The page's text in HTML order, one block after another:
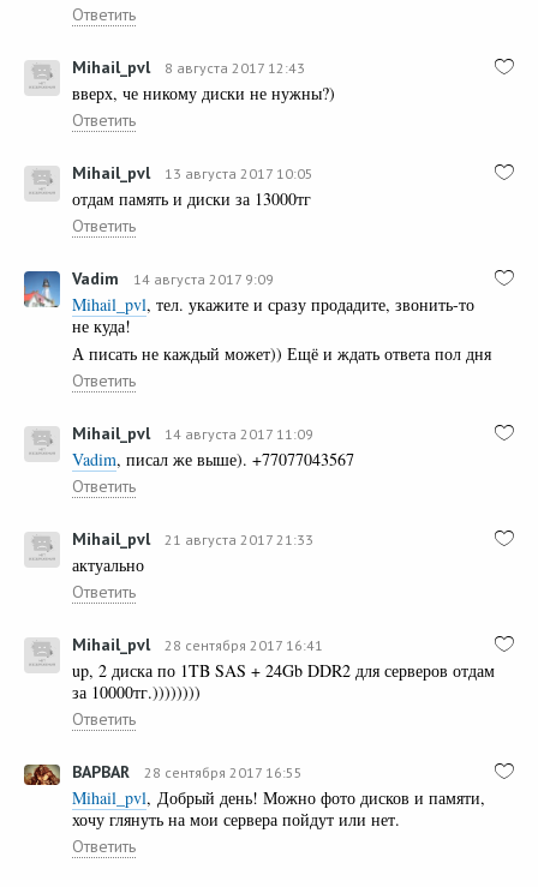
Ответить
Mihail_pvl 8 августа 2017 12:43
вверх, че никому диски не нужны?)
Ответить
Mihail_pvl 13 августа 2017 10:05
отдам память и диски за 13000тг
Ответить
Vadim 14 августа 2017 9:09
Mihail_pvl, тел. укажите и сразу продадите, звонить-то
не куда!
А писать не каждый может)) Ещё и ждать ответа пол дня
Ответить
Mihail_pvl 14 августа 2017 11:09
Vadim, писал же выше). +77077043567
Ответить
Mihail_pvl 21 августа 2017 21:33
актуально
Ответить
Mihail_pvl 28 сентября 2017 16:41
up, 2 диска по 1TB SAS + 24Gb DDR2 для серверов отдам
за 10000тг.))))))))
Ответить
BAPBAR 28 сентября 2017 16:55
Mihail_pvl, Добрый день! Можно фото дисков и памяти,
хочу глянуть на мои сервера пойдут или нет.
Ответить